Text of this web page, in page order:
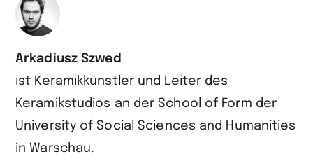
Arkadiusz Szwed
ist Keramikkünstler und Leiter des
Keramikstudios an der School of Form der
University of Social Sciences and Humanities
in Warschau.